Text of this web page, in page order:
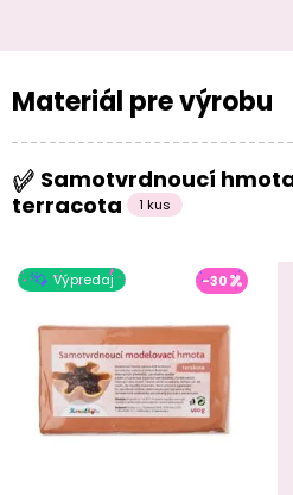
Materiál pre výrobu
Samotvrdnoucí
terracota
1 kus
Výpredaj -30